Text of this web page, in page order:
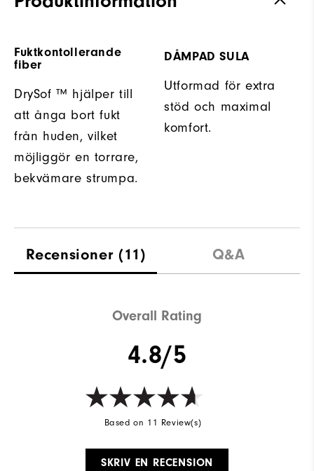
Fuktkontollerande
fiber
DrySof ™ hjälper till
att ånga bort fukt
från huden, vilket
möjliggör en torrare,
bekvämare strumpa.
DÅMPAD SULA
Utformad för extra
stöd och maximal
komfort.
Recensioner (11) Q&A
Overall Rating
4.8/5
Based on 11 Review(s)
SKRIV EN RECENSION